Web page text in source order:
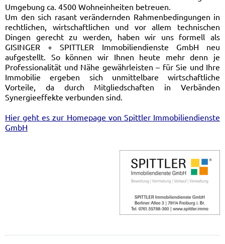
Umgebung ca. 4500 Wohneinheiten betreuen.
Um den sich rasant verändernden Rahmenbedingungen in
rechtlichen, wirtschaftlichen und vor allem technischen
Dingen gerecht zu werden, haben wir uns formell als
GISINGER + SPITTLER Immobiliendienste GmbH neu
aufgestellt. So können wir Ihnen heute mehr denn je
Professionalität und Nähe gewährleisten – für Sie und Ihre
Immobilie ergeben sich unmittelbare wirtschaftliche
Vorteile, da durch Mitgliedschaften in Verbänden
Synergieeffekte verbunden sind.
Hier geht es zur Homepage von Spittler Immobiliendienste
GmbH